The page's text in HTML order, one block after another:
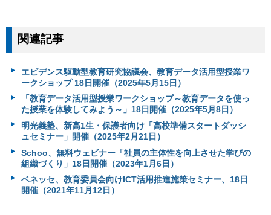
関連記事
エビデンス駆動型教育研究協議会、教育データ活用型授業ワ
ークショップ 18日開催（2025年5月15日）
「教育データ活用型授業ワークショップ～教育データを使っ
た授業を体験してみよう～」18日開催（2025年5月8日）
明光義塾、新高1生・保護者向け「高校準備スタートダッシ
ュセミナー」開催（2025年2月21日）
Schoo、無料ウェビナー「社員の主体性を向上させた学びの
組織づくり」18日開催（2023年1月6日）
ベネッセ、教育委員会向けICT活用推進施策セミナー、18日
開催（2021年11月12日）